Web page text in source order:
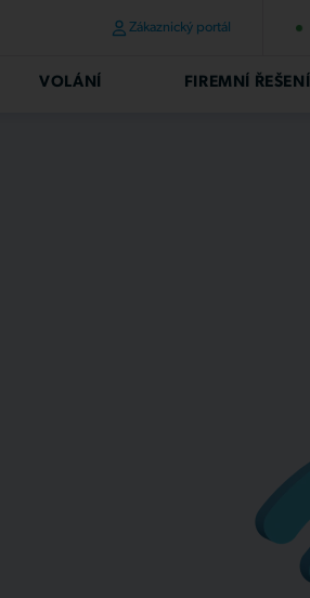
Zákaznický portál
VOLÁNÍ FIREMNÍ ŘEŠENÍ